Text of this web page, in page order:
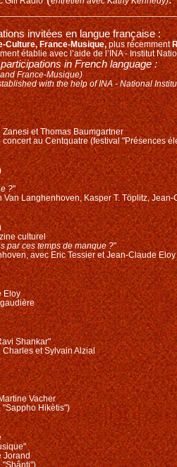
invitées en langue française :
Culture, France-Musique,plus récemment
établie avec l’aide de l’INA - Institut
in French language :
France-Musique)
with the help of INA - National
et Thomas Baumgartner
concert au Centquatre (festival "Présences
?"
Van Langhenhoven, Kasper T. Töplitz,
culturel
par ces temps de manque ?"
avec Eric Tessier et Jean-Claude Eloy
Eloy
Shankar"
et Sylvain Alzial
Vacher
"Sappho Hikètis")
Jorand
"Shânti")